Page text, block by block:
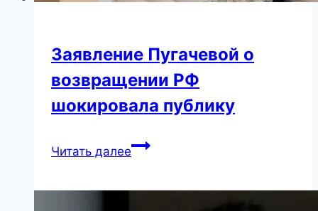
Заявление Пугачевой о
возвращении РФ
шокировала публику
Читать далееЗаявление